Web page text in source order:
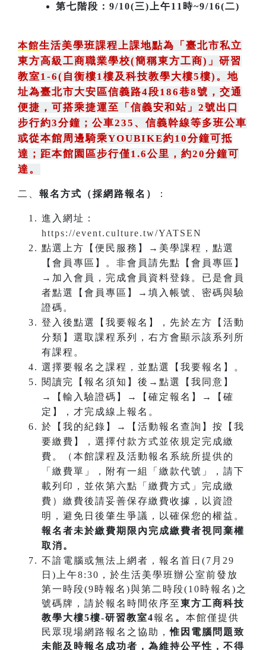
第七階段：9/10(三)上午11時~9/16(二)
本館生活美學班課程上課地點為 「 臺北市私立
東方高級工商職業學校(簡稱東方工商) 」 研習
教室1-6(自衡樓1樓及科技教學大樓5樓)。地
址為臺北市大安區信義路4段186巷8號 ， 交通
便捷，可搭乘捷運至「信義安和站」2號出口
步行約3分鐘 ； 公車235 、 信義幹線等多班公車
或從本館周邊騎乘YOUBIKE約10分鐘可抵
達；距本館園區步行僅1.6公里，約20分鐘可
達。
二、 報名方式（採網路報名） ：
進入網址：
https://event.culture.tw/YATSEN
點選上方【便民服務】→美學課程，點選
【會員專區】。非會員請先點【會員專區】
→加入會員，完成會員資料登錄。已是會員
者點選【會員專區】→填入帳號、密碼與驗
證碼。
登入後點選【我要報名】，先於左方【活動
分類】選取課程系列，右方會顯示該系列所
有課程。
選擇要報名之課程，並點選【我要報名】。
閱讀完【報名須知】後→點選【我同意】
→【輸入驗證碼】→【確定報名】→【確
定】，才完成線上報名。
於【我的紀錄】→【活動報名查詢】按【我
要繳費】，選擇付款方式並依規定完成繳
費。（本館課程及活動報名系統所提供的
「繳費單」，附有一組「繳款代號」，請下
載列印，並依第六點「繳費方式」完成繳
費）繳費後請妥善保存繳費收據，以資證
明，避免日後肇生爭議，以確保您的權益。
報名者未於繳費期限內完成繳費者視同棄權
取消。
不諳電腦或無法上網者，報名首日(7月29
日)上午8:30，於生活美學班辦公室前發放
第一時段(9時報名)與第二時段(10時報名)之
號碼牌，請於報名時間依序至東方工商科技
教學大樓5樓-研習教室4報名 。 本館僅提供
民眾現場網路報名之協助，惟因電腦問題致
未能及時報名成功者，為維持公平性，不得